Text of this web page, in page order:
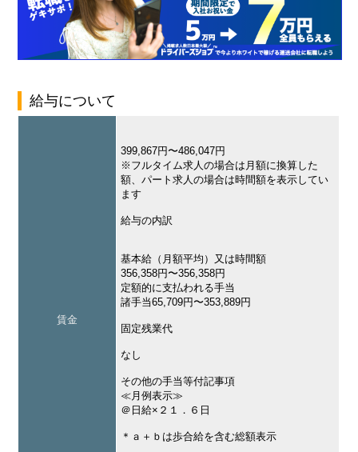
給与について
賃金
399,867円〜486,047円
※フルタイム求人の場合は月額に換算した
額、パート求人の場合は時間額を表示してい
ます
給与の内訳
基本給（月額平均）又は時間額
356,358円〜356,358円
定額的に支払われる手当
諸手当65,709円〜353,889円
固定残業代
なし
その他の手当等付記事項
≪月例表示≫
＠日給×２１．６日
＊ａ＋ｂは歩合給を含む総額表示